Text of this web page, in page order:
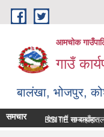
Skip to main content
आमचोक
गाउँ
बालंखा, भोजपुर,
WEBSITE मा
समचारविवरण पेश गर्ने सम्बन्धमा।